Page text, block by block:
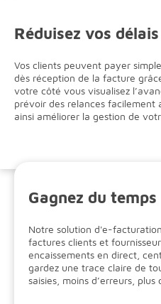
Réduisez vos
Vos clients peuvent payer
dès réception de la facture
votre côté vous visualisez
prévoir des relances facilement
ainsi améliorer la gestion de
Gagnez du temps
Notre solution d'e-
factures clients et
encaissements en direct,
gardez une trace claire de
saisies, moins d’erreurs,